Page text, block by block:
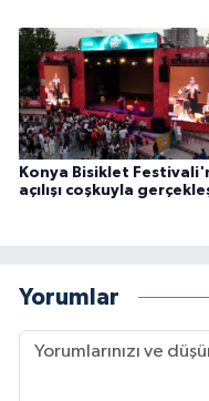
Konya Bisiklet
açılışı coşkuyla
Yorumlar